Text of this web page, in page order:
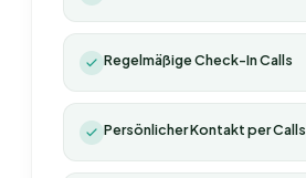
Regelmäßige Check-In Calls
Persönlicher Kontakt per Calls